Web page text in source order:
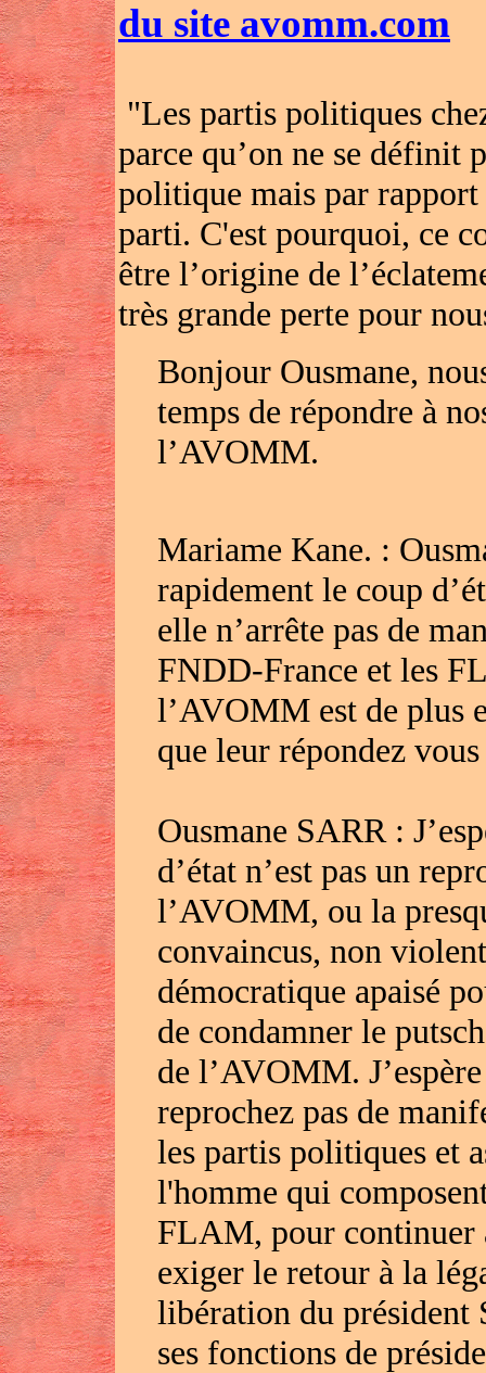
du site avomm.com
"Les partis politiques
parce qu’on ne se définit
politique mais par rapport
parti. C'est pourquoi, ce
être l’origine de
très grande perte pour
Bonjour Ousmane,
temps de répondre à
l’AVOMM.
Mariame Kane. :
rapidement le coup
elle n’arrête pas de
FNDD-France et les
l’AVOMM est de plus
que leur répondez vous
Ousmane SARR :
d’état n’est pas un
l’AVOMM, ou la
convaincus, non
démocratique apaisé
de condamner le
de l’AVOMM.
reprochez pas de
les partis politiques et
l'homme qui
FLAM, pour continuer
exiger le retour à la
libération du président
ses fonctions de